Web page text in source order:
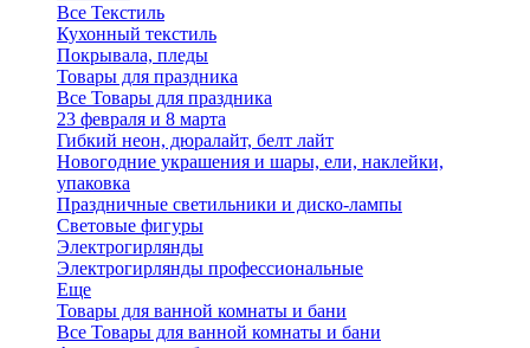
Все Текстиль
Кухонный текстиль
Покрывала, пледы
Товары для праздника
Все Товары для праздника
23 февраля и 8 марта
Гибкий неон, дюралайт, белт лайт
Новогодние украшения и шары, ели, наклейки,
упаковка
Праздничные светильники и диско-лампы
Световые фигуры
Электрогирлянды
Электрогирлянды профессиональные
Еще
Товары для ванной комнаты и бани
Все Товары для ванной комнаты и бани